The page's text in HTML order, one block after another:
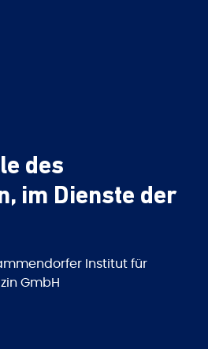
des
im Dienste der
Institut für
GmbH